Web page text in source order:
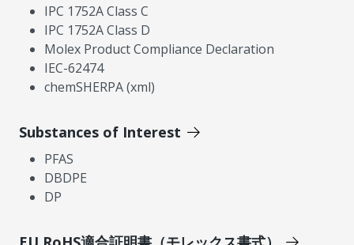
IPC 1752A Class C
IPC 1752A Class D
Molex Product Compliance Declaration
IEC-62474
chemSHERPA (xml)
Substances of Interest
PFAS
DBDPE
DP